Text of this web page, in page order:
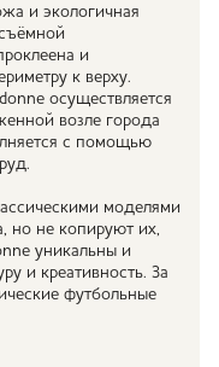
и экологичная
и
к верху.
осуществляется
возле города
с помощью
моделями
но не копируют их,
уникальны и
и креативность. За
футбольные